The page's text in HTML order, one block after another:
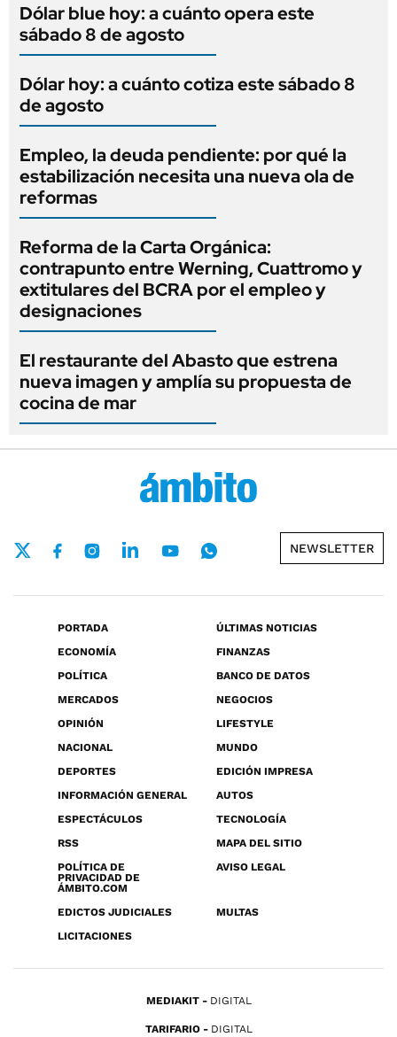
Dólar blue hoy: a cuánto opera este
sábado 8 de agosto
Dólar hoy: a cuánto cotiza este sábado 8
de agosto
Empleo, la deuda pendiente: por qué la
estabilización necesita una nueva ola de
reformas
Reforma de la Carta Orgánica:
contrapunto entre Werning, Cuattromo y
extitulares del BCRA por el empleo y
designaciones
El restaurante del Abasto que estrena
nueva imagen y amplía su propuesta de
cocina de mar
NEWSLETTER
PORTADA
ÚLTIMAS NOTICIAS
ECONOMÍA
FINANZAS
POLÍTICA
BANCO DE DATOS
MERCADOS
NEGOCIOS
OPINIÓN
LIFESTYLE
NACIONAL
MUNDO
DEPORTES
EDICIÓN IMPRESA
INFORMACIÓN GENERAL
AUTOS
ESPECTÁCULOS
TECNOLOGÍA
RSS
MAPA DEL SITIO
POLÍTICA DE
PRIVACIDAD DE
ÁMBITO.COM
AVISO LEGAL
EDICTOS JUDICIALES
MULTAS
LICITACIONES
MEDIAKIT DIGITAL
TARIFARIO DIGITAL